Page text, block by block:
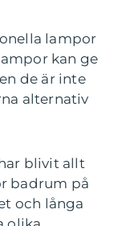
lampor
kan ge
de är inte
alternativ
blivit allt
badrum på
och långa